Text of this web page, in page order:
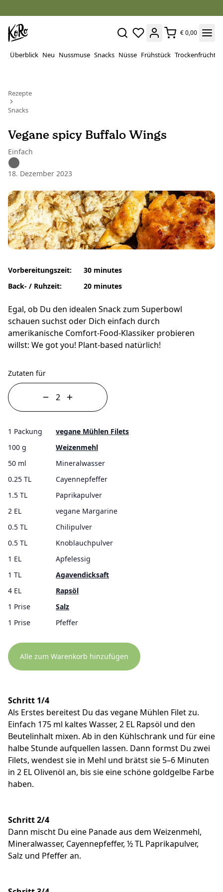
€ 0,00
Überblick Neu Nussmuse Snacks Nüsse Frühstück Trockenfrüchte
Rezepte
Snacks
Vegane spicy Buffalo Wings
Einfach
18. Dezember 2023
Vorbereitungszeit:
Back- / Ruhzeit:
30 minutes
20 minutes
Egal, ob Du den idealen Snack zum Superbowl
schauen suchst oder Dich einfach durch
amerikanische Comfort-Food-Klassiker probieren
willst: We got you! Plant-based natürlich!
Zutaten für
1 Packung
vegane Mühlen Filets
100 g
Weizenmehl
50 ml
Mineralwasser
0.25 TL
Cayennepfeffer
1.5 TL
Paprikapulver
2 EL
vegane Margarine
0.5 TL
Chilipulver
0.5 TL
Knoblauchpulver
1 EL
Apfelessig
1 TL
Agavendicksaft
4 EL
Rapsöl
1 Prise
Salz
1 Prise
Pfeffer
Alle zum Warenkorb hinzufügen
Schritt 1/4
Als Erstes bereitest Du das vegane Mühlen Filet zu.
Einfach 175 ml kaltes Wasser, 2 EL Rapsöl und den
Beutelinhalt mixen. Ab in den Kühlschrank und für eine
halbe Stunde aufquellen lassen. Dann formst Du zwei
Filets, wendest sie in Mehl und brätst sie 5–6 Minuten
in 2 EL Olivenöl an, bis sie eine schöne goldgelbe Farbe
haben.
Schritt 2/4
Dann mischt Du eine Panade aus dem Weizenmehl,
Mineralwasser, Cayennepfeffer, ½ TL Paprikapulver,
Salz und Pfeffer an.